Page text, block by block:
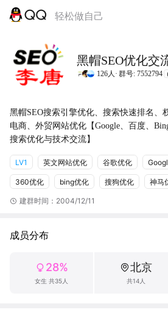
轻松做自己
黑帽SEO优化交
126人· 群号: 7552794
黑帽SEO搜索引擎优化、搜索快速排名、
电商、外贸网站优化【Google、百度、
搜索优化与技术交流】
LV1 英文网站优化 谷歌优化
360优化 bing优化 搜狗优化 神马
建群时间：2004/12/11
成员分布
28%
女生 共35人
北京
共14人